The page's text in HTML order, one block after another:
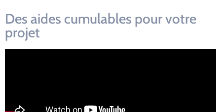
Des aides cumulables pour votre
projet